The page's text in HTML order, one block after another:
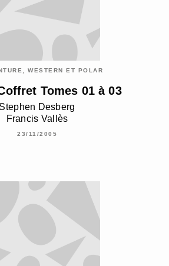
WESTERN ET POLAR
Tomes 01 à 03
Stephen Desberg
Francis Vallès
23/11/2005